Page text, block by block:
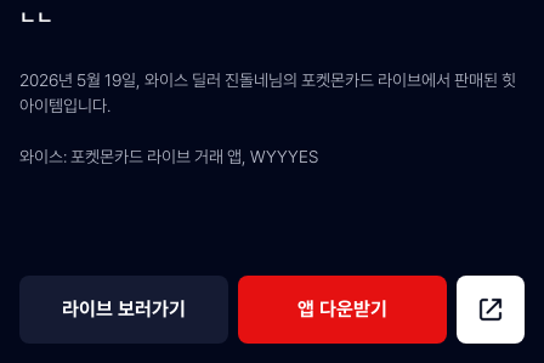
ㄴㄴ
2026년 5월 19일, 와이스 딜러 진돌네님의 포켓몬카드 라이브에서 판매된 힛
아이템입니다.
와이스: 포켓몬카드 라이브 거래 앱, WYYYES
라이브 보러가기 앱 다운받기